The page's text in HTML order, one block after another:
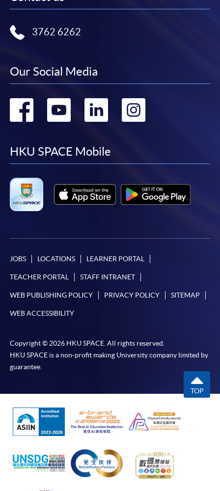
Mastercard（包括「香港大學專業進修學院
*香港大學專業進修學院Mastercard卡
如欲了解如何於網上報讀新課程及繳費，請瀏覽網上
- 短期課程
-個別學歷頒授課程
報讀同一學歷頒授課程內其他單元
程設有此服務，課程負責人會通知學員有關程序。
網上支付可通過「繳費靈」(PPS) (不適用於手機)、
VISA 或 Mastercard、「微信支付」(Online WeChat
繳付學費。
親身報名/郵遞
凡以「先到先得」為取錄方式的課程，請填妥
SF26報名表，親往報名中心
或以郵遞方式連同學
[下載報名表SF26]
3762 6262
Our Social Media
Go
facebook
Go
youtube
Go
linkedin
Go
HKU SPACE Mobile
JOBS LOCATIONS LEARNER PORTAL
TEACHER PORTAL STAFF INTRANET
WEB PUBLISHING POLICY PRIVACY POLICY SITEMAP
WEB ACCESSIBILITY
Copyright © 2026 HKU SPACE. All rights reserved.
HKU SPACE is a non-profit making University company limited by
guarantee.
TOP